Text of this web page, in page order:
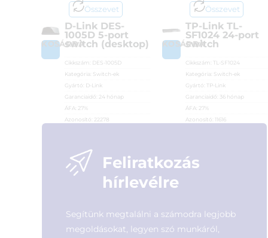
Összevet
KOSÁRBA
D-Link DES-
1005D 5-port
switch (desktop)
Cikkszám: DES-1005D
Kategória: Switch-ek
Gyártó: D-Link
Garanciaidő: 24 hónap
ÁFA: 27%
Azonosító: 22278
Összevet
KOSÁRBA
TP-Link TL-
SF1024 24-port
switch
Cikkszám:
TL-SF1024
Kategória: Switch-ek
Gyártó:
TP-Link
Garanciaidő: 36 hónap
ÁFA: 27%
Azonosító: 11616
Feliratkozás
hírlevélre
Segítünk megtalálni a számodra legjobb
megoldásokat, legyen szó munkáról,